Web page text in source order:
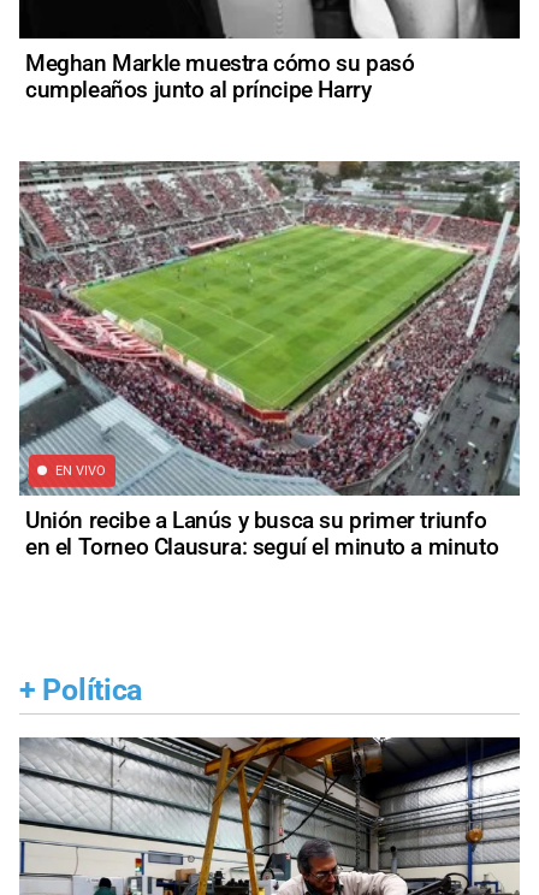
Meghan Markle muestra cómo su pasó
cumpleaños junto al príncipe Harry
EN VIVO
Unión recibe a Lanús y busca su primer triunfo
en el Torneo Clausura: seguí el minuto a minuto
+ Política